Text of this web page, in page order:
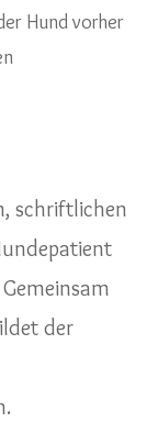
Hund vorher
schriftlichen
der